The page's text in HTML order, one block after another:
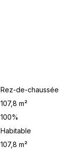
Rez-de-chaussée
107,8 m²
100%
Habitable
107,8 m²